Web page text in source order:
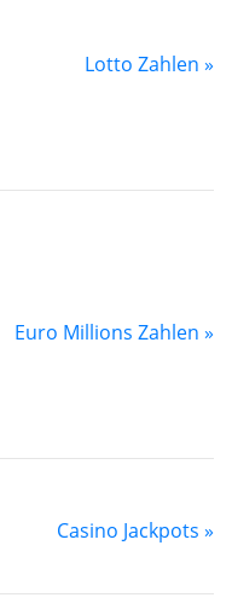
Lotto Zahlen »
Euro Millions Zahlen »
Casino Jackpots »